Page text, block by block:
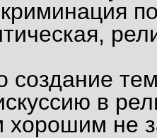
создание
в
хорошим не